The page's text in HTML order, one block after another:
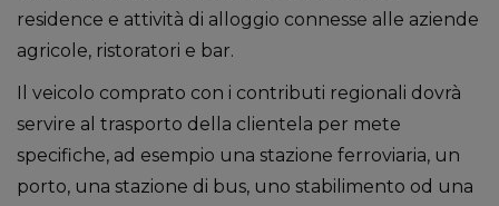
residence e attività di alloggio connesse alle aziende
agricole, ristoratori e bar.
Il veicolo comprato con i contributi regionali dovrà
servire al trasporto della clientela per mete
specifiche, ad esempio una stazione ferroviaria, un
porto, una stazione di bus, uno stabilimento od una